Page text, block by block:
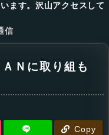
ます。沢山アクセスして
信
Ｎに取り組も
Copy